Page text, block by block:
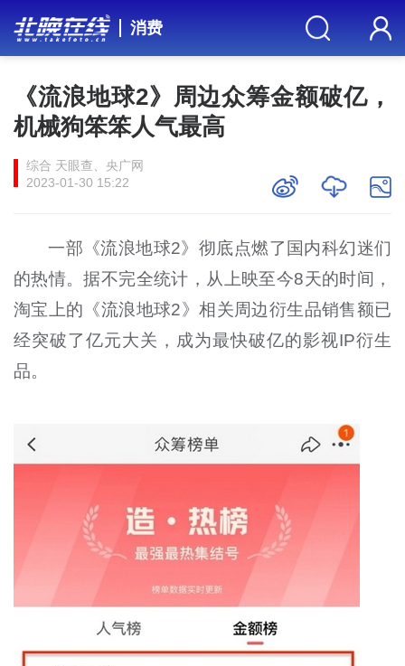
消费
《流浪地球2》周边众筹金额破亿，
机械狗笨笨人气最高
综合 天眼查、央广网
2023-01-30 15:22
一部《流浪地球2》彻底点燃了国内科幻迷们
的热情。据不完全统计，从上映至今8天的时间，
淘宝上的《流浪地球2》相关周边衍生品销售额已
经突破了亿元大关，成为最快破亿的影视IP衍生
品。